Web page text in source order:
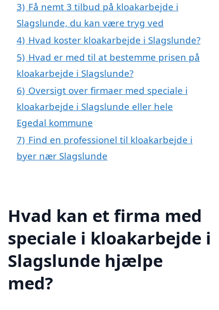
3) Få nemt 3 tilbud på kloakarbejde i
Slagslunde, du kan være tryg ved
4) Hvad koster kloakarbejde i Slagslunde?
5) Hvad er med til at bestemme prisen på
kloakarbejde i Slagslunde?
6) Oversigt over firmaer med speciale i
kloakarbejde i Slagslunde eller hele
Egedal kommune
7) Find en professionel til kloakarbejde i
byer nær Slagslunde
Hvad kan et firma med
speciale i kloakarbejde i
Slagslunde hjælpe
med?